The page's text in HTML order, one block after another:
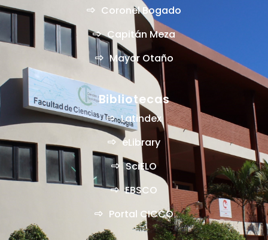
Coronel Bogado
Capitán Meza
Mayor Otaño
Bibliotecas
Latindex
eLibrary
SciELO
EBSCO
Portal CICCO